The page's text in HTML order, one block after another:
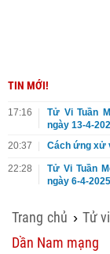
TIN MỚI!
17:16
Tử Vi Tuần
ngày 13-4-
20:37
Cách ứng xử
22:28
Tử Vi Tuần
ngày 6-4-2025
Trang chủ › Tử vi
Dần Nam mạng